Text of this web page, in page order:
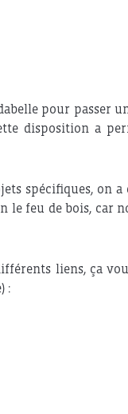
pour passer
disposition a
spécifiques, on
feu de bois, car
liens, ça
: